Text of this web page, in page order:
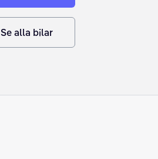
Se alla bilar